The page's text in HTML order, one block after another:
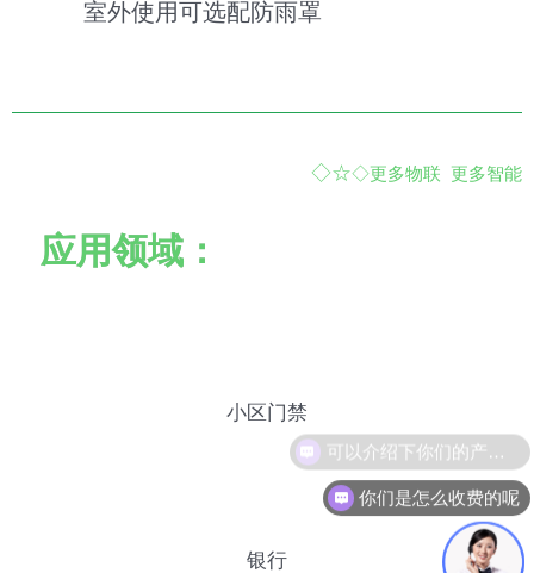
室外使用可选配防雨罩
◇☆◇更多物联 更多智能
应用领域：
小区门禁
银行
你们是怎么收费的呢